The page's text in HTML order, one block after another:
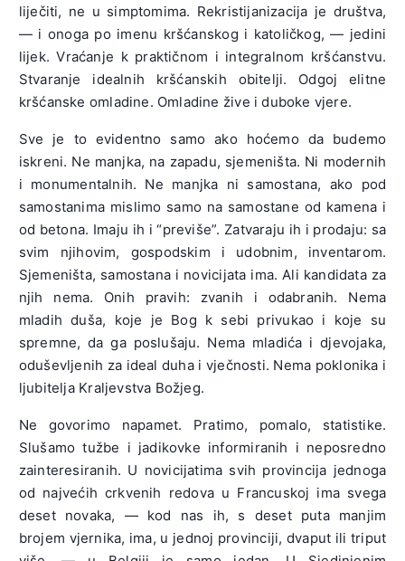
liječiti, ne u simptomima. Rekristijanizacija je društva,
— i onoga po imenu kršćanskog i katoličkog, — jedini
lijek. Vraćanje k praktičnom i integralnom kršćanstvu.
Stvaranje idealnih kršćanskih obitelji. Odgoj elitne
kršćanske omladine. Omladine žive i duboke vjere.
Sve je to evidentno samo ako hoćemo da budemo
iskreni. Ne manjka, na zapadu, sjemeništa. Ni modernih
i monumentalnih. Ne manjka ni samostana, ako pod
samostanima mislimo samo na samostane od kamena i
od betona. Imaju ih i “previše”. Zatvaraju ih i prodaju: sa
svim njihovim, gospodskim i udobnim, inventarom.
Sjemeništa, samostana i novicijata ima. Ali kandidata za
njih nema. Onih pravih: zvanih i odabranih. Nema
mladih duša, koje je Bog k sebi privukao i koje su
spremne, da ga poslušaju. Nema mladića i djevojaka,
oduševljenih za ideal duha i vječnosti. Nema poklonika i
ljubitelja Kraljevstva Božjeg.
Ne govorimo napamet. Pratimo, pomalo, statistike.
Slušamo tužbe i jadikovke informiranih i neposredno
zainteresiranih. U novicijatima svih provincija jednoga
od najvećih crkvenih redova u Francuskoj ima svega
deset novaka, — kod nas ih, s deset puta manjim
brojem vjernika, ima, u jednoj provinciji, dvaput ili triput